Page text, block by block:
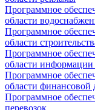
Программное
области
Программное
области
Программное
области информации
Программное
области финансовой
Программное
перевозок